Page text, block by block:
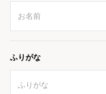
ふりがな